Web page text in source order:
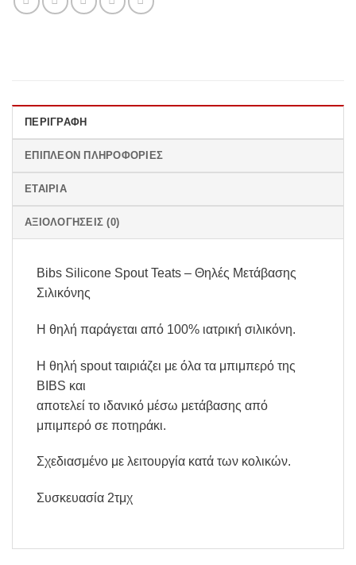
ΠΕΡΙΓΡΑΦΉ
ΕΠΙΠΛΈΟΝ ΠΛΗΡΟΦΟΡΊΕΣ
ΕΤΑΙΡΊΑ
ΑΞΙΟΛΟΓΉΣΕΙΣ (0)
Bibs Silicone Spout Teats – Θηλές Μετάβασης
Σιλικόνης
Η θηλή παράγεται από 100% ιατρική σιλικόνη.
Η θηλή spout ταιριάζει με όλα τα μπιμπερό της
BIBS και
αποτελεί το ιδανικό μέσω μετάβασης από
μπιμπερό σε ποτηράκι.
Σχεδιασμένο με λειτουργία κατά των κολικών.
Συσκευασία 2τμχ